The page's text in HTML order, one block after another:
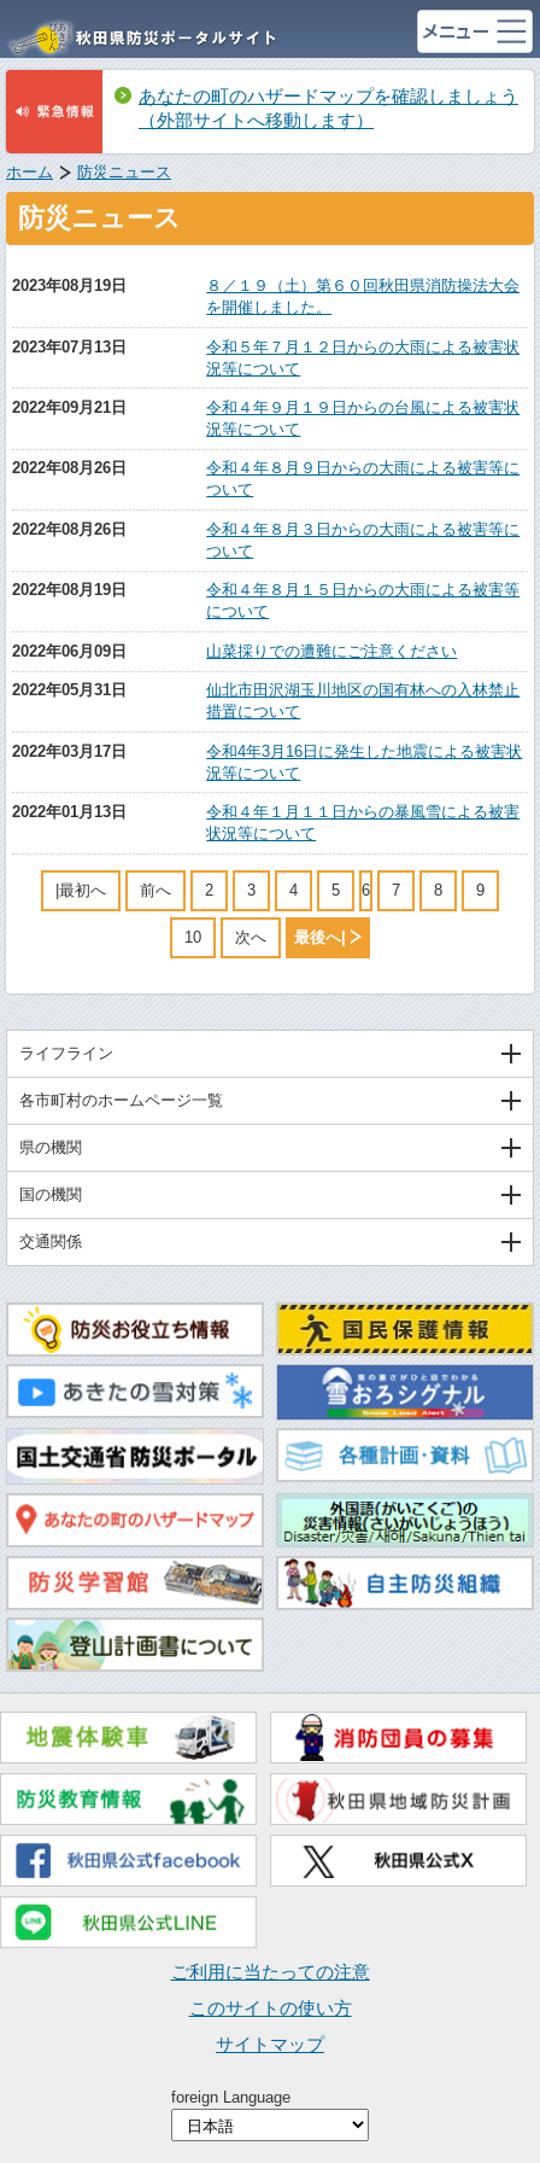
あなたの町のハザードマップを確認しましょう
（外部サイトへ移動します）
ホーム 防災ニュース
防災ニュース
2023年08月19日
８／１９（土）第６０回秋田県消防操法大会
を開催しました。
2023年07月13日
令和５年７月１２日からの大雨による被害状
況等について
2022年09月21日
令和４年９月１９日からの台風による被害状
況等について
2022年08月26日
令和４年８月９日からの大雨による被害等に
ついて
2022年08月26日
令和４年８月３日からの大雨による被害等に
ついて
2022年08月19日
令和４年８月１５日からの大雨による被害等
について
2022年06月09日 山菜採りでの遭難にご注意ください
2022年05月31日
仙北市田沢湖玉川地区の国有林への入林禁止
措置について
2022年03月17日
令和4年3月16日に発生した地震による被害状
況等について
2022年01月13日
令和４年１月１１日からの暴風雪による被害
状況等について
|最初へ 前へ 2 3 4 5 6 7 8 9
10 次へ 最後へ|
ライフライン
各市町村のホームページ一覧
県の機関
国の機関
交通関係
ご利用に当たっての注意
このサイトの使い方
サイトマップ
foreign Language